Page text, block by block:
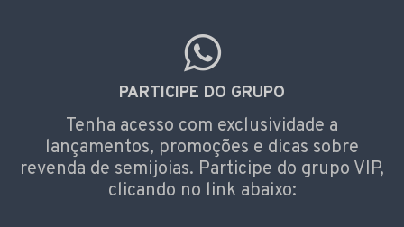
PARTICIPE DO GRUPO
Tenha acesso com exclusividade a
lançamentos, promoções e dicas sobre
revenda de semijoias. Participe do grupo VIP,
clicando no link abaixo: